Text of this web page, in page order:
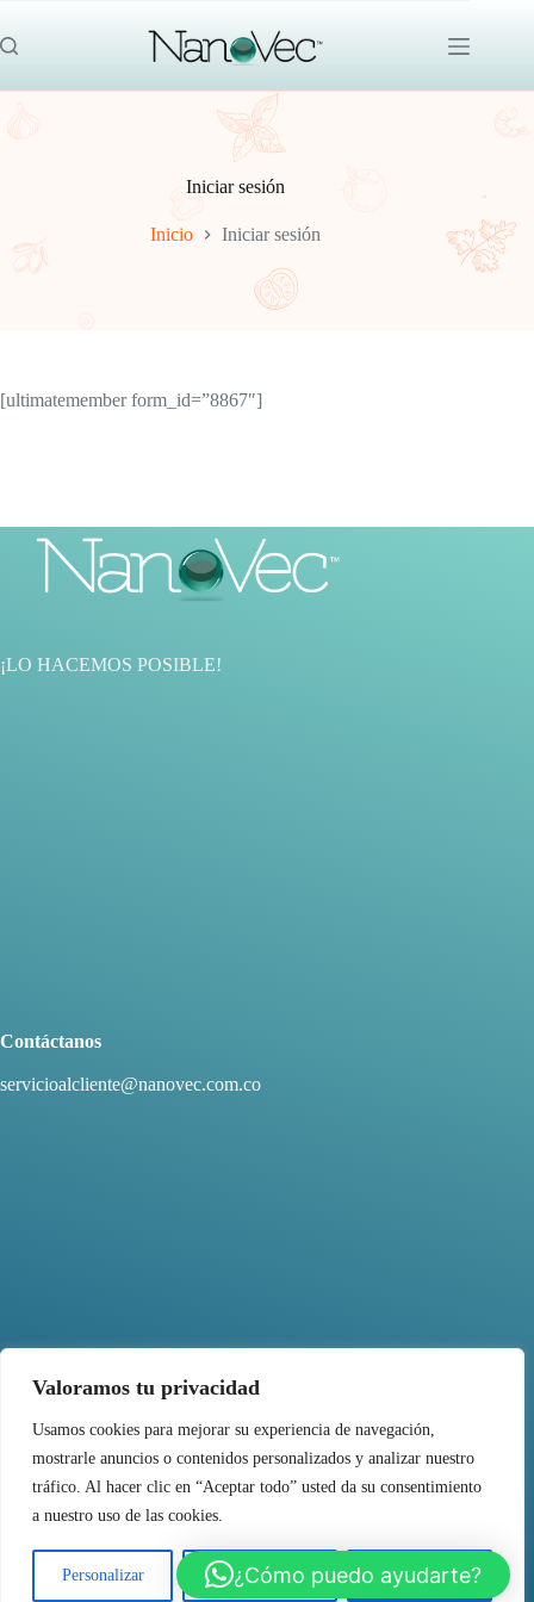
Valoramos tu privacidad
Usamos cookies para mejorar su experiencia de navegación,
mostrarle anuncios o contenidos personalizados y analizar nuestro
tráfico. Al hacer clic en “Aceptar todo” usted da su consentimiento
a nuestro uso de las cookies.
Personalizar Rechazar todo Aceptar todo
contenido
Iniciar sesión
Inicio Iniciar sesión
[ultimatemember form_id=”8867″]
¡LO HACEMOS POSIBLE!
Contáctanos
servicioalcliente@nanovec.com.co
SÍGUENOS
¿Cómo puedo ayudarte?